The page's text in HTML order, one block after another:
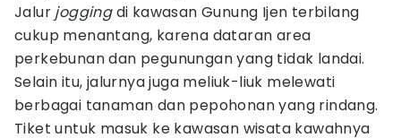
Jalur joggingdi kawasan Gunung Ijen terbilang
cukup menantang, karena dataran area
perkebunan dan pegunungan yang tidak landai.
Selain itu, jalurnya juga meliuk-liuk melewati
berbagai tanaman dan pepohonan yang rindang.
Tiket untuk masuk ke kawasan wisata kawahnya